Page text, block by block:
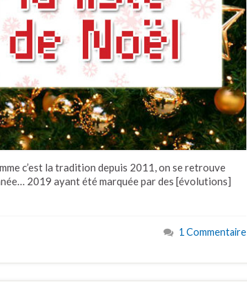
c’est la tradition depuis 2011, on se retrouve
2019 ayant été marquée par des [évolutions]
1 Commentaire